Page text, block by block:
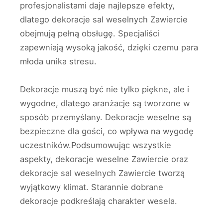
profesjonalistami daje najlepsze efekty,
dlatego dekoracje sal weselnych Zawiercie
obejmują pełną obsługę. Specjaliści
zapewniają wysoką jakość, dzięki czemu para
młoda unika stresu.
Dekoracje muszą być nie tylko piękne, ale i
wygodne, dlatego aranżacje są tworzone w
sposób przemyślany. Dekoracje weselne są
bezpieczne dla gości, co wpływa na wygodę
uczestników.Podsumowując wszystkie
aspekty, dekoracje weselne Zawiercie oraz
dekoracje sal weselnych Zawiercie tworzą
wyjątkowy klimat. Starannie dobrane
dekoracje podkreślają charakter wesela.